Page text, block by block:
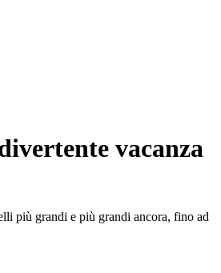
vacanza
più grandi e più grandi ancora, fino ad